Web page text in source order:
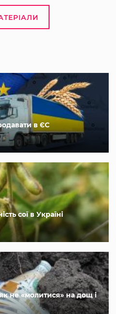
в ЄС
сої в Україні
не «молитися» на дощ і